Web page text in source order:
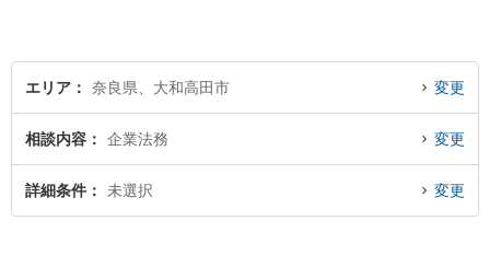
エリア 奈良県、大和高田市 変更
相談内容 企業法務 変更
詳細条件 未選択 変更